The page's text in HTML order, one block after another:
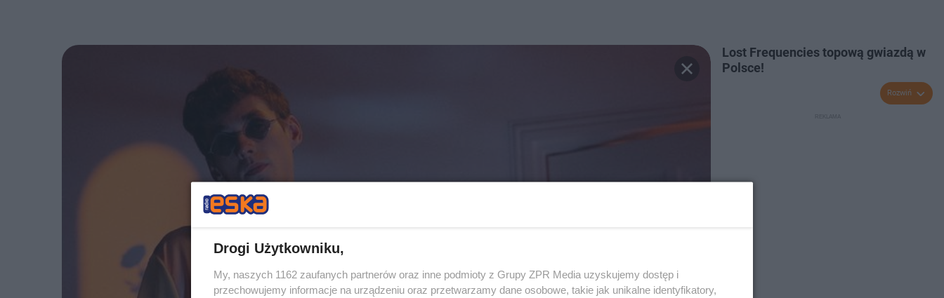
Lost Frequencies topową gwiazdą w
Polsce!
Rozwiń
Drogi Użytkowniku,
My, naszych 1162 zaufanych partnerów oraz inne podmioty z Grupy ZPR Media uzyskujemy dostęp i
przechowujemy informacje na urządzeniu oraz przetwarzamy dane osobowe, takie jak unikalne identyfikatory,